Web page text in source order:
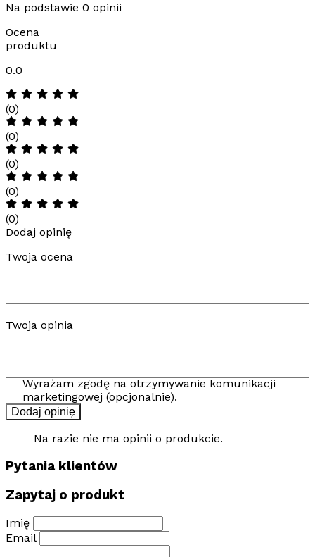
Na podstawie 0 opinii
Ocena
produktu
0.0
(0)
(0)
(0)
(0)
(0)
Dodaj opinię
Twoja ocena
Twoja opinia
Wyrażam zgodę na otrzymywanie komunikacji
marketingowej (opcjonalnie).
Dodaj opinię
Na razie nie ma opinii o produkcie.
Pytania klientów
Zapytaj o produkt
Imię
Email